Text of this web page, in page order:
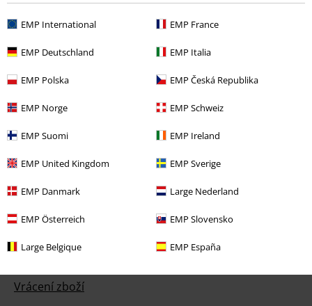
EMP International EMP France
EMP Deutschland EMP Italia
EMP Polska EMP Česká Republika
EMP Norge EMP Schweiz
EMP Suomi EMP Ireland
EMP United Kingdom EMP Sverige
EMP Danmark Large Nederland
EMP Österreich EMP Slovensko
Large Belgique EMP España
Dnes jsme k dispozici: do 17:00 hod.Dozvědět se více
Zahájit chat
Vrácení zboží